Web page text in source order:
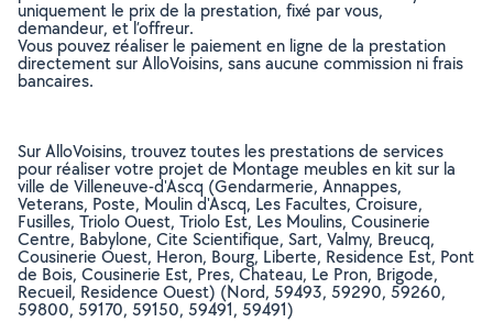
uniquement le prix de la prestation, fixé par vous,
demandeur, et l’offreur.
Vous pouvez réaliser le paiement en ligne de la prestation
directement sur AlloVoisins, sans aucune commission ni frais
bancaires.
Sur AlloVoisins, trouvez toutes les prestations de services
pour réaliser votre projet de Montage meubles en kit sur la
ville de Villeneuve-d'Ascq (Gendarmerie, Annappes,
Veterans, Poste, Moulin d'Ascq, Les Facultes, Croisure,
Fusilles, Triolo Ouest, Triolo Est, Les Moulins, Cousinerie
Centre, Babylone, Cite Scientifique, Sart, Valmy, Breucq,
Cousinerie Ouest, Heron, Bourg, Liberte, Residence Est, Pont
de Bois, Cousinerie Est, Pres, Chateau, Le Pron, Brigode,
Recueil, Residence Ouest) (Nord, 59493, 59290, 59260,
59800, 59170, 59150, 59491, 59491)